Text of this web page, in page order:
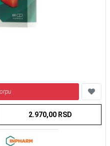
2.970,00 RSD